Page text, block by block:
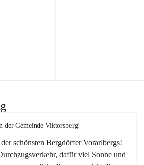
Gemeinde Viktorsberg!
schönsten Bergdörfer Vorarlbergs!
dafür viel Sonne und